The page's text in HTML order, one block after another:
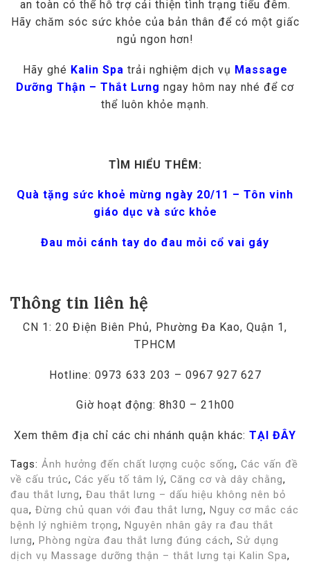
an toàn có thể hỗ trợ cải thiện tình trạng tiểu đêm.
Hãy chăm sóc sức khỏe của bản thân để có một giấc
ngủ ngon hơn!
Hãy ghé Kalin Spa trải nghiệm dịch vụ Massage
Dưỡng Thận – Thắt Lưng ngay hôm nay nhé để cơ
thể luôn khỏe mạnh.
TÌM HIỂU THÊM:
Quà tặng sức khoẻ mừng ngày 20/11 – Tôn vinh
giáo dục và sức khỏe
Đau mỏi cánh tay do đau mỏi cổ vai gáy
Thông tin liên hệ
CN 1: 20 Điện Biên Phủ, Phường Đa Kao, Quận 1,
TPHCM
Hotline: 0973 633 203 – 0967 927 627
Giờ hoạt động: 8h30 – 21h00
Xem thêm địa chỉ các chi nhánh quận khác: TẠI ĐÂY
Tags: Ảnh hưởng đến chất lượng cuộc sống, Các vấn đề
về cấu trúc, Các yếu tố tâm lý, Căng cơ và dây chằng,
đau thắt lưng, Đau thắt lưng – dấu hiệu không nên bỏ
qua, Đừng chủ quan với đau thắt lưng, Nguy cơ mắc các
bệnh lý nghiêm trọng, Nguyên nhân gây ra đau thắt
lưng, Phòng ngừa đau thắt lưng đúng cách, Sử dụng
dịch vụ Massage dưỡng thận – thắt lưng tại Kalin Spa,